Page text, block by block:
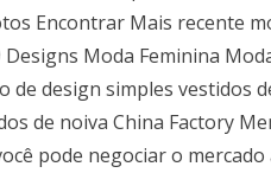
Encontrar Mais recente
Designs Moda Feminina
de design simples vestidos
de noiva China Factory
pode negociar o